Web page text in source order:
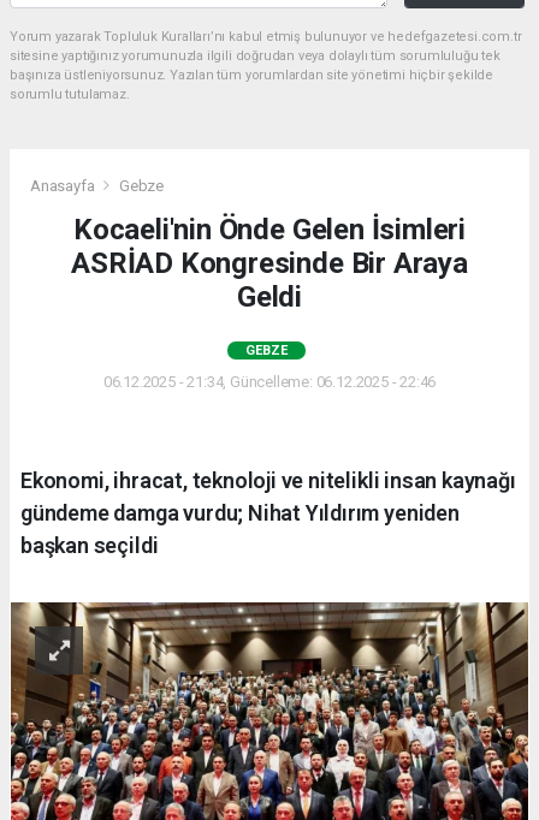
Yorum yazarak Topluluk Kuralları’nı kabul etmiş bulunuyor ve hedefgazetesi.com.tr
sitesine yaptığınız yorumunuzla ilgili doğrudan veya dolaylı tüm sorumluluğu tek
başınıza üstleniyorsunuz. Yazılan tüm yorumlardan site yönetimi hiçbir şekilde
sorumlu tutulamaz.
Anasayfa Gebze
Kocaeli'nin Önde Gelen İsimleri
ASRİAD Kongresinde Bir Araya
Geldi
GEBZE
06.12.2025 - 21:34, Güncelleme: 06.12.2025 - 22:46
Ekonomi, ihracat, teknoloji ve nitelikli insan kaynağı
gündeme damga vurdu; Nihat Yıldırım yeniden
başkan seçildi